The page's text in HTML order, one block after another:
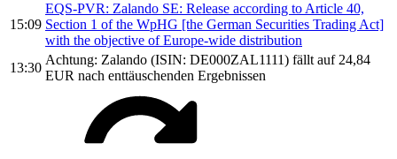
15:09
EQS-PVR: Zalando SE: Release according to Article 40,
Section 1 of the WpHG [the German Securities Trading Act]
with the objective of Europe-wide distribution
13:30
Achtung: Zalando (ISIN: DE000ZAL1111) fällt auf 24,84
EUR nach enttäuschenden Ergebnissen